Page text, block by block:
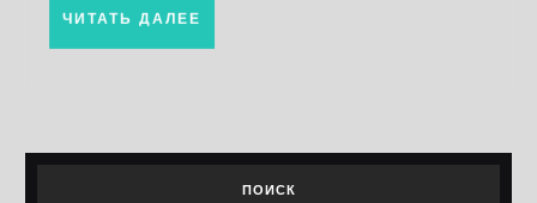
ЧИТАТЬ ДАЛЕЕ
ПОИСК